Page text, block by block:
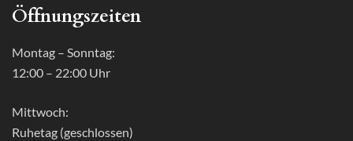
Öffnungszeiten
Montag – Sonntag:
12:00 – 22:00 Uhr
Mittwoch:
Ruhetag (geschlossen)